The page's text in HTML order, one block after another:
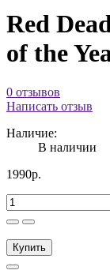
Red
of the
0 отзывов
Написать отзыв
Наличие:
В наличии
1990р.
Купить